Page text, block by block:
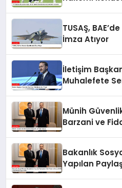
TUSAŞ,
İmza Atıyor
İletişim
Muhalefete
Münih
Barzani ve
Bakanlık
Yapılan